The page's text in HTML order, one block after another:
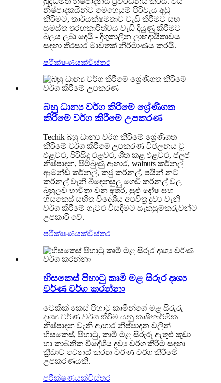
නිෂ්පාදකයින්ට මෙහෙයුම් පිරිවැය අඩු
කිරීමට, කාර්යක්ෂමතාව වැඩි කිරීමට සහ
සමස්ත තරඟකාරිත්වය වැඩි දියුණු කිරීමට
බලය ලබා දෙයි - දිගුකාලීන ලාභදායිතාවය
සඳහා තිරසාර මාවතක් නිර්මාණය කරයි.
පරීක්ෂණයක්විස්තර
බහු ධාන්‍ය වර්ග කිරීමේ ශ්‍රේණිගත
කිරීමේ වර්ග කිරීමේ උපකරණ
Techik බහු ධාන්‍ය වර්ග කිරීමේ ශ්‍රේණිගත
කිරීමේ වර්ග කිරීමේ උපකරණ විජලනය වූ
එළවළු, පිරිසිදු එළවළු, ශීත කළ එළවළු, ජලජ
නිෂ්පාදන, පිම්බුණු ආහාර, walnuts කර්නල්,
ආමන්ඩ් කර්නල්, කජු කර්නල්, පයින් නට්
කර්නල් වැනි බිඳෙනසුලු ගෙඩි කර්නල් වල
බහුලව භාවිතා වන අතර, සුළු දෝෂ සහ
හිසකෙස් සහිත විදේශීය අපවිත්‍ර ද්‍රව්‍ය වැනි
වර්ග කිරීමේ ගැටළු විසඳීමට සැකසුම්කරුවන්ට
උපකාරී වේ.
පරීක්ෂණයක්විස්තර
හිසකෙස් පිහාටු කෘමි මළ සිරුර දෘශ්‍ය
වර්ණ වර්ග කරන්නා
ටෙකික් කෙස් පිහාටු කෘමීන්ගේ මළ සිරුරු
දෘශ්‍ය වර්ණ වර්ග කිරීම යනු කෘෂිකාර්මික
නිෂ්පාදන වැනි ආහාර නිෂ්පාදන වලින්
හිසකෙස්, පිහාටු, කෘමි මළ සිරුරු ඇතුළු කුඩා
හා කාබනික විදේශීය ද්‍රව්‍ය වර්ග කිරීම සඳහා
ක්‍රීඩාව වෙනස් කරන වර්ණ වර්ග කිරීමේ
උපකරණයකි.
පරීක්ෂණයක්විස්තර